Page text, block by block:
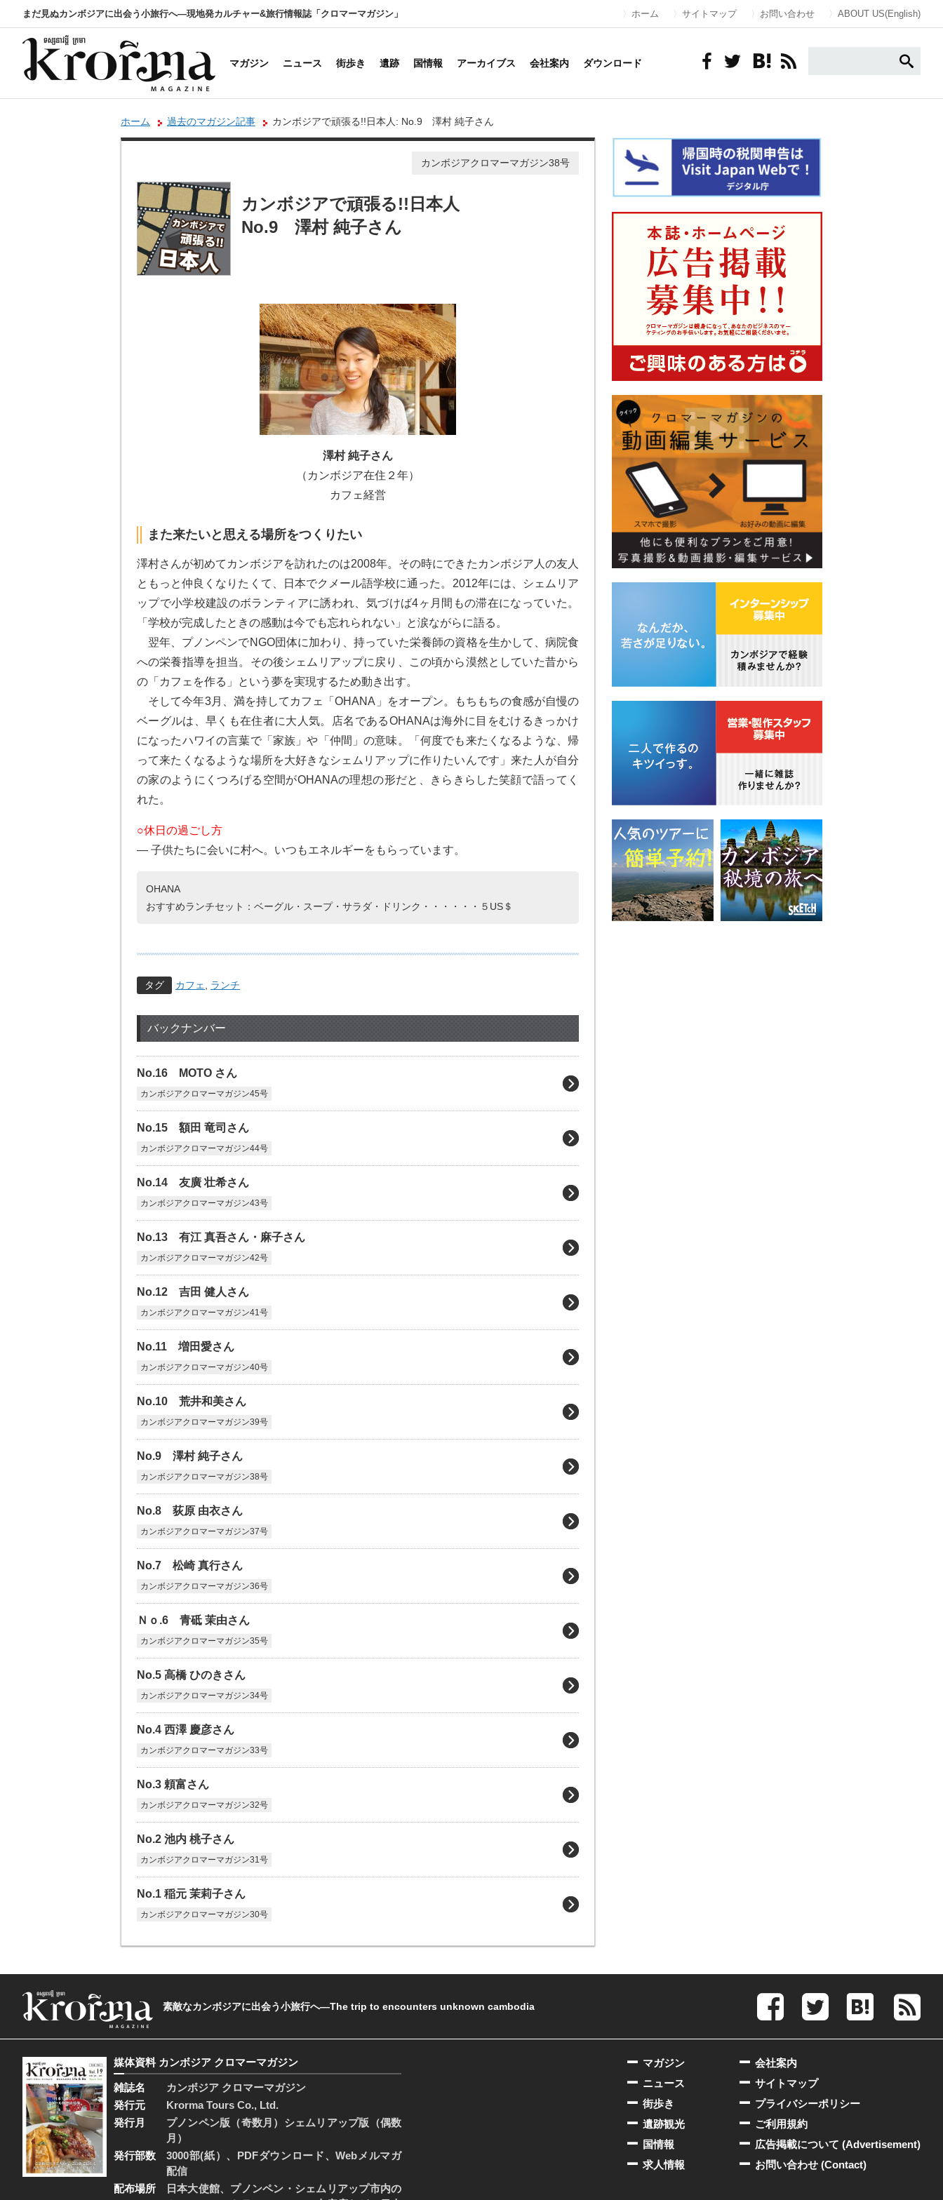
まだ見ぬカンボジアに出会う小旅行へ―現地発カルチャー&旅行情報誌「クロマーマガジン」 ホーム サイトマップ お問い合わせ ABOUT US(English)
マガジン ニュース 街歩き 遺跡 国情報 アーカイブス 会社案内 ダウンロード
ホーム 過去のマガジン記事 カンボジアで頑張る!!日本人: No.9 澤村 純子さん
カンボジアクロマーマガジン38号
カンボジアで頑張る!!日本人
No.9 澤村 純子さん
澤村 純子さん
（カンボジア在住２年）
カフェ経営
また来たいと思える場所をつくりたい
澤村さんが初めてカンボジアを訪れたのは2008年。その時にできたカンボジア人の友人
ともっと仲良くなりたくて、日本でクメール語学校に通った。2012年には、シェムリア
ップで小学校建設のボランティアに誘われ、気づけば4ヶ月間もの滞在になっていた。
「学校が完成したときの感動は今でも忘れられない」と涙ながらに語る。
翌年、プノンペンでNGO団体に加わり、持っていた栄養師の資格を生かして、病院食
への栄養指導を担当。その後シェムリアップに戻り、この頃から漠然としていた昔から
の「カフェを作る」という夢を実現するため動き出す。
そして今年3月、満を持してカフェ「OHANA」をオープン。もちもちの食感が自慢の
ベーグルは、早くも在住者に大人気。店名であるOHANAは海外に目をむけるきっかけ
になったハワイの言葉で「家族」や「仲間」の意味。「何度でも来たくなるような、帰
って来たくなるような場所を大好きなシェムリアップに作りたいんです」来た人が自分
の家のようにくつろげる空間がOHANAの理想の形だと、きらきらした笑顔で語ってく
れた。
○休日の過ごし方
― 子供たちに会いに村へ。いつもエネルギーをもらっています。
OHANA
おすすめランチセット：ベーグル・スープ・サラダ・ドリンク・・・・・・５US＄
タグ カフェ ランチ
バックナンバー
No.16 MOTO さん
カンボジアクロマーマガジン45号
No.15 額田 竜司さん
カンボジアクロマーマガジン44号
No.14 友廣 壮希さん
カンボジアクロマーマガジン43号
No.13 有江 真吾さん・麻子さん
カンボジアクロマーマガジン42号
No.12 吉田 健人さん
カンボジアクロマーマガジン41号
No.11 増田愛さん
カンボジアクロマーマガジン40号
No.10 荒井和美さん
カンボジアクロマーマガジン39号
No.9 澤村 純子さん
カンボジアクロマーマガジン38号
No.8 荻原 由衣さん
カンボジアクロマーマガジン37号
No.7 松崎 真行さん
カンボジアクロマーマガジン36号
Ｎｏ.6 青砥 茉由さん
カンボジアクロマーマガジン35号
No.5 高橋 ひのきさん
カンボジアクロマーマガジン34号
No.4 西澤 慶彦さん
カンボジアクロマーマガジン33号
No.3 頼富さん
カンボジアクロマーマガジン32号
No.2 池内 桃子さん
カンボジアクロマーマガジン31号
No.1 稲元 茉莉子さん
カンボジアクロマーマガジン30号
素敵なカンボジアに出会う小旅行へ―The trip to encounters unknown cambodia
媒体資料 カンボジア クロマーマガジン
雑誌名
カンボジア クロマーマガジン
発行元
Krorma Tours Co., Ltd.
発行月
プノンペン版（奇数月）シェムリアップ版（偶数
月）
発行部数
3000部(紙）、PDFダウンロード、Webメルマガ
配信
配布場所
日本大使館、プノンペン・シェムリアップ市内の
会社案内
サイトマップ
プライバシーポリシー
ご利用規約
広告掲載について (Advertisement)
お問い合わせ (Contact)
マガジン
ニュース
街歩き
遺跡観光
国情報
求人情報